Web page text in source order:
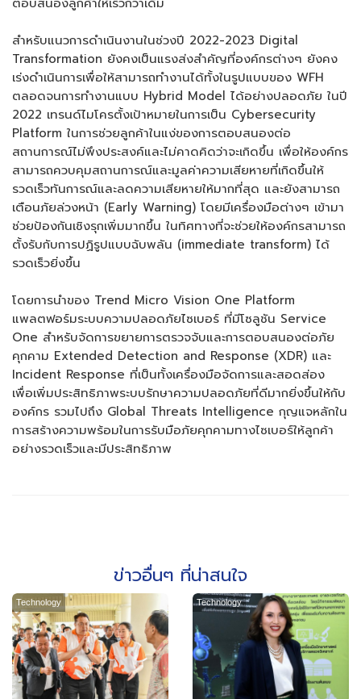
สำหรับแนวการดำเนินงานในช่วงปี 2022-2023 Digital
Transformation ยังคงเป็นแรงส่งสำคัญที่องค์กรต่างๆ ยังคง
เร่งดำเนินการเพื่อให้สามารถทำงานได้ทั้งในรูปแบบของ WFH
ตลอดจนการทำงานแบบ Hybrid Model ได้อย่างปลอดภัย ในปี
2022 เทรนด์ไมโครตั้งเป้าหมายในการเป็น Cybersecurity
Platform ในการช่วยลูกค้าในแง่ของการตอบสนองต่อ
สถานการณ์ไม่พึงประสงค์และไม่คาดคิดว่าจะเกิดขึ้น เพื่อให้องค์กร
สามารถควบคุมสถานการณ์และมูลค่าความเสียหายที่เกิดขึ้นให้
รวดเร็วทันการณ์และลดความเสียหายให้มากที่สุด และยังสามารถ
เตือนภัยล่วงหน้า (Early Warning) โดยมีเครื่องมือต่างๆ เข้ามา
ช่วยป้องกันเชิงรุกเพิ่มมากขึ้น ในทิศทางที่จะช่วยให้องค์กรสามารถ
ตั้งรับกับการปฏิรูปแบบฉับพลัน (immediate transform) ได้
รวดเร็วยิ่งขึ้น
โดยการนำของ Trend Micro Vision One Platform
แพลตฟอร์มระบบความปลอดภัยไซเบอร์ ที่มีโซลูชัน Service
One สำหรับจัดการขยายการตรวจจับและการตอบสนองต่อภัย
คุกคาม Extended Detection and Response (XDR) และ
Incident Response ที่เป็นทั้งเครื่องมือจัดการและสอดส่อง
เพื่อเพิ่มประสิทธิภาพระบบรักษาความปลอดภัยที่ดีมากยิ่งขึ้นให้กับ
องค์กร รวมไปถึง Global Threats Intelligence กุญแจหลักใน
การสร้างความพร้อมในการรับมือภัยคุกคามทางไซเบอร์ให้ลูกค้า
อย่างรวดเร็วและมีประสิทธิภาพ
ข่าวอื่นๆ ที่น่าสนใจ
Technology Technology